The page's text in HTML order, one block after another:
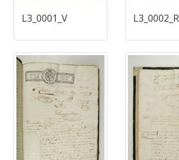
L3_0001_V L3_0002_R